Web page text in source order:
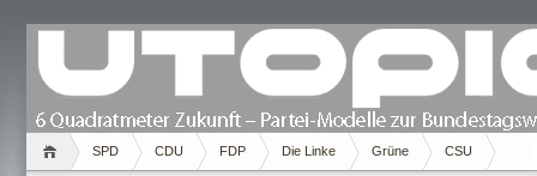
SPD CDU FDP Die Linke Grüne CSU